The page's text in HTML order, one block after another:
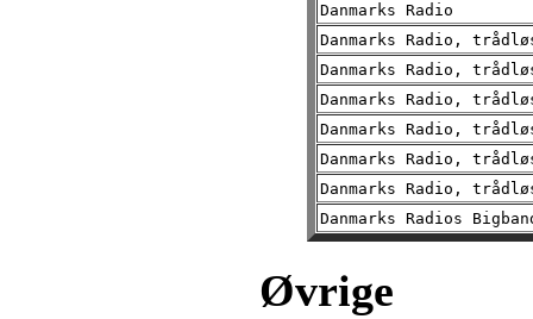
Danmarks Radio
Danmarks Radio,
Danmarks Radio,
Danmarks Radio,
Danmarks Radio,
Danmarks Radio,
Danmarks Radio,
Danmarks Radios
Øvrige